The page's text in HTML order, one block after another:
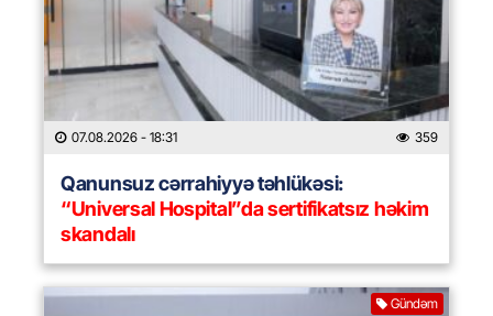
07.08.2026 - 18:31 359
Qanunsuz cərrahiyyə təhlükəsi:
“Universal Hospital”da sertifikatsız həkim
skandalı
Gündəm